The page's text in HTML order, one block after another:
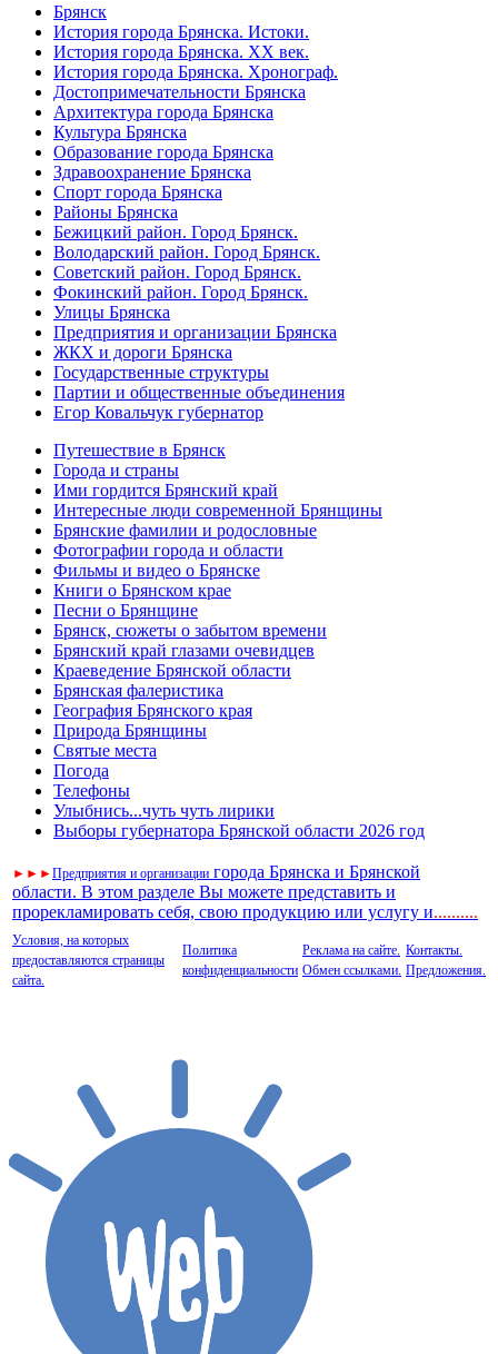
Брянск
История города Брянска. Истоки.
История города Брянска. XX век.
История города Брянска. Хронограф.
Достопримечательности Брянска
Архитектура города Брянска
Культура Брянска
Образование города Брянска
Здравоохранение Брянска
Спорт города Брянска
Районы Брянска
Бежицкий район. Город Брянск.
Володарский район. Город Брянск.
Советский район. Город Брянск.
Фокинский район. Город Брянск.
Улицы Брянска
Предприятия и организации Брянска
ЖКХ и дороги Брянска
Государственные структуры
Партии и общественные объединения
Егор Ковальчук губернатор
Путешествие в Брянск
Города и страны
Ими гордится Брянский край
Интересные люди современной Брянщины
Брянские фамилии и родословные
Фотографии города и области
Фильмы и видео о Брянске
Книги о Брянском крае
Песни о Брянщине
Брянск, сюжеты о забытом времени
Брянский край глазами очевидцев
Краеведение Брянской области
Брянская фалеристика
География Брянского края
Природа Брянщины
Святые места
Погода
Телефоны
Улыбнись...чуть чуть лирики
Выборы губернатора Брянской области 2026 год
► ► ►Предприятия и организации города Брянска и Брянской
области. В этом разделе Вы можете представить и
прорекламировать себя, свою продукцию или услугу и..........
Условия, на которых
предоставляются страницы
сайта.
Политика
конфиденциальности
Реклама на сайте.
Обмен ссылками.
Контакты.
Предложения.